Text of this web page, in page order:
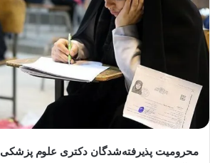
محرومیت پذیرفته‌شدگان دکتری علوم پزشکی